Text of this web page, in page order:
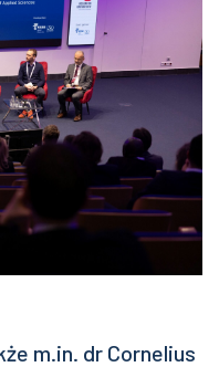
m.in. dr Cornelius